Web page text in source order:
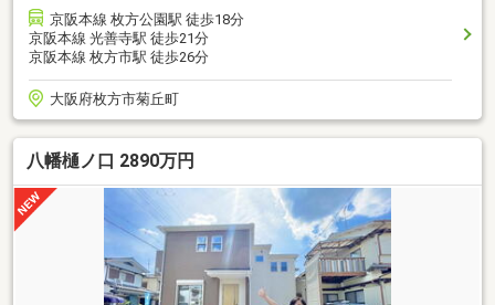
京阪本線 枚方公園駅 徒歩18分
京阪本線 光善寺駅 徒歩21分
京阪本線 枚方市駅 徒歩26分
大阪府枚方市菊丘町
八幡樋ノ口 2890万円